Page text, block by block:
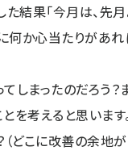
結果「今月は、先
何か心当たりがあ
てしまったのだろう
とを考えると思いま
どこに改善の余地